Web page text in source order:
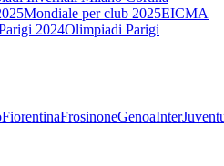
Mondiale per club 2025EICMA
2024Olimpiadi Parigi
FiorentinaFrosinoneGenoaInter